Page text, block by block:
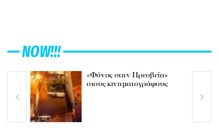
NOW!!!
«Φόνος στην Πρεσβεία»
στους κινηματογράφους